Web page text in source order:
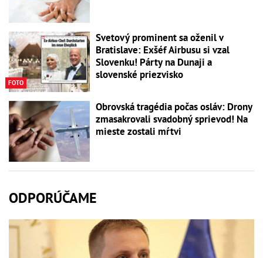
FOTO
Svetový prominent sa oženil v
Bratislave: Exšéf Airbusu si vzal
Slovenku! Párty na Dunaji a
slovenské priezvisko
Obrovská tragédia počas osláv: Drony
zmasakrovali svadobný sprievod! Na
mieste zostali mŕtvi
ODPORÚČAME